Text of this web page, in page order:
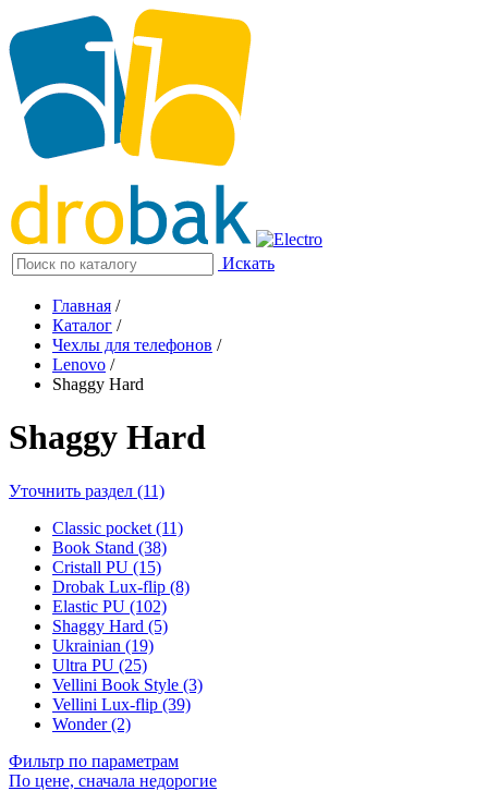
Искать
Главная /
Каталог /
Чехлы для телефонов /
Lenovo /
Shaggy Hard
Shaggy Hard
Уточнить раздел (11)
Classic pocket (11)
Book Stand (38)
Cristall PU (15)
Drobak Lux-flip (8)
Elastic PU (102)
Shaggy Hard (5)
Ukrainian (19)
Ultra PU (25)
Vellini Book Style (3)
Vellini Lux-flip (39)
Wonder (2)
Фильтр по параметрам
По цене, сначала недорогие